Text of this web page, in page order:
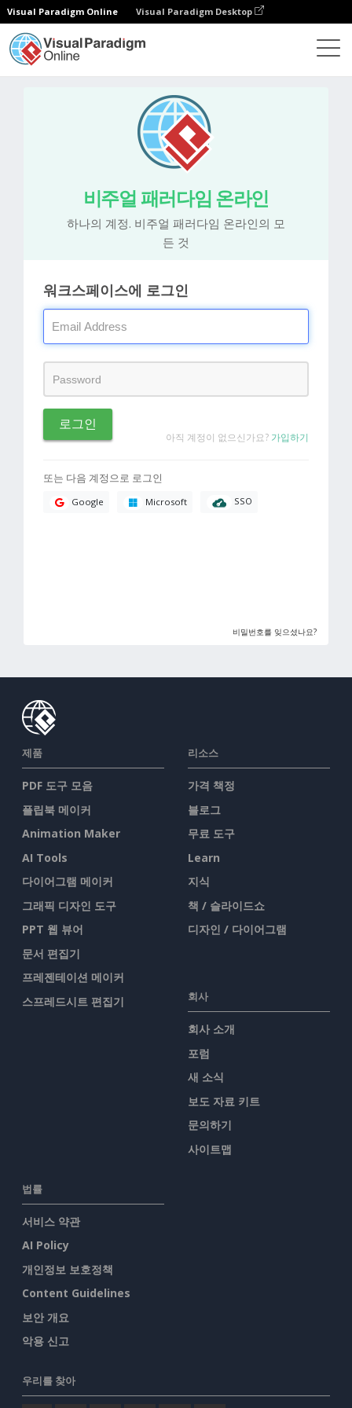
Visual Paradigm Online Visual Paradigm Desktop
비주얼 패러다임 온라인
하나의 계정. 비주얼 패러다임 온라인의 모
든 것
워크스페이스에 로그인
로그인
아직 계정이 없으신가요? 가입하기
또는 다음 계정으로 로그인
Google Microsoft SSO
비밀번호를 잊으셨나요?
제품
PDF 도구 모음
플립북 메이커
Animation Maker
AI Tools
다이어그램 메이커
그래픽 디자인 도구
PPT 웹 뷰어
문서 편집기
프레젠테이션 메이커
스프레드시트 편집기
리소스
가격 책정
블로그
무료 도구
Learn
지식
책 / 슬라이드쇼
디자인 / 다이어그램
회사
회사 소개
포럼
새 소식
보도 자료 키트
문의하기
사이트맵
법률
서비스 약관
AI Policy
개인정보 보호정책
Content Guidelines
보안 개요
악용 신고
우리를 찾아